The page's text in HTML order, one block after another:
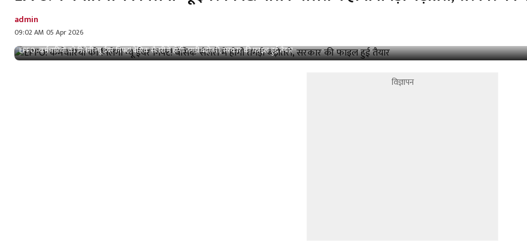
admin
09:02 AM 05 Apr 2026
EPFO: कर्मचारियों को मिलेगी न्यू ईयर गिफ्ट! बेसिक सैलरी में होगी तगड़ी बढ़ोतरी, सरकार की फाइल हुई तैयार
विज्ञापन